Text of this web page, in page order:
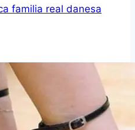
familia real danesa